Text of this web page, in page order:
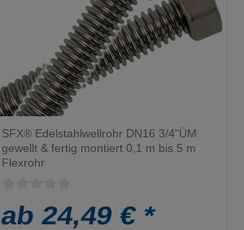
SFX® Edelstahlwellrohr DN16 3/4"ÜM
gewellt & fertig montiert 0,1 m bis 5 m
Flexrohr
ab 24,49 € *